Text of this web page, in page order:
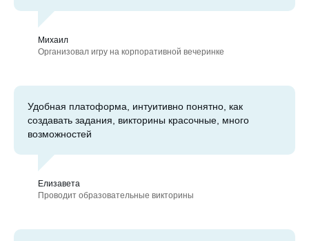
Михаил
Организовал игру на корпоративной вечеринке
Удобная платоформа, интуитивно понятно, как
создавать задания, викторины красочные, много
возможностей
Елизавета
Проводит образовательные викторины